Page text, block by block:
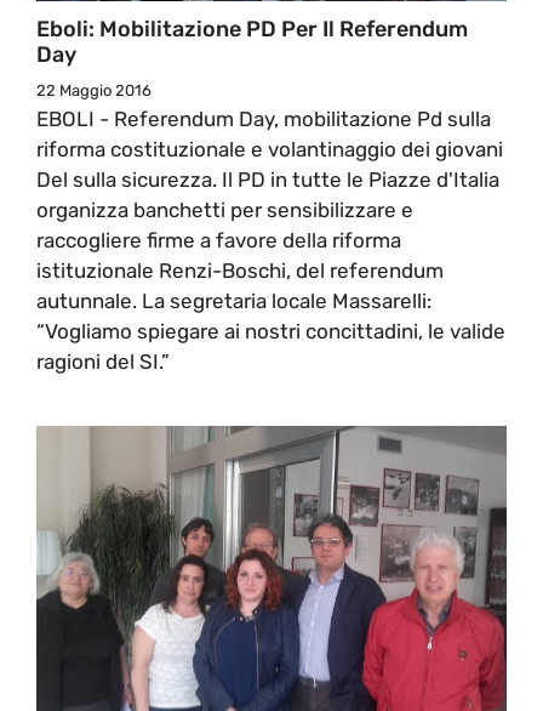
Eboli: Mobilitazione PD Per Il Referendum
Day
22 Maggio 2016
EBOLI - Referendum Day, mobilitazione Pd sulla
riforma costituzionale e volantinaggio dei giovani
Del sulla sicurezza. Il PD in tutte le Piazze d'Italia
organizza banchetti per sensibilizzare e
raccogliere firme a favore della riforma
istituzionale Renzi-Boschi, del referendum
autunnale. La segretaria locale Massarelli:
“Vogliamo spiegare ai nostri concittadini, le valide
ragioni del SI.”